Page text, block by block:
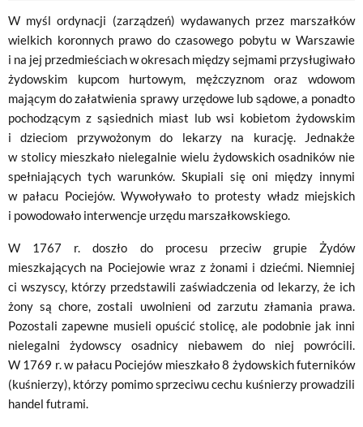
W myśl ordynacji (zarządzeń) wydawanych przez marszałków
wielkich koronnych prawo do czasowego pobytu w Warszawie
i na jej przedmieściach w okresach między sejmami przysługiwało
żydowskim kupcom hurtowym, mężczyznom oraz wdowom
mającym do załatwienia sprawy urzędowe lub sądowe, a ponadto
pochodzącym z sąsiednich miast lub wsi kobietom żydowskim
i dzieciom przywożonym do lekarzy na kurację. Jednakże
w stolicy mieszkało nielegalnie wielu żydowskich osadników nie
spełniających tych warunków. Skupiali się oni między innymi
w pałacu Pociejów. Wywoływało to protesty władz miejskich
i powodowało interwencje urzędu marszałkowskiego.
W 1767 r. doszło do procesu przeciw grupie Żydów
mieszkających na Pociejowie wraz z żonami i dziećmi. Niemniej
ci wszyscy, którzy przedstawili zaświadczenia od lekarzy, że ich
żony są chore, zostali uwolnieni od zarzutu złamania prawa.
Pozostali zapewne musieli opuścić stolicę, ale podobnie jak inni
nielegalni żydowscy osadnicy niebawem do niej powrócili.
W 1769 r. w pałacu Pociejów mieszkało 8 żydowskich futerników
(kuśnierzy), którzy pomimo sprzeciwu cechu kuśnierzy prowadzili
handel futrami.